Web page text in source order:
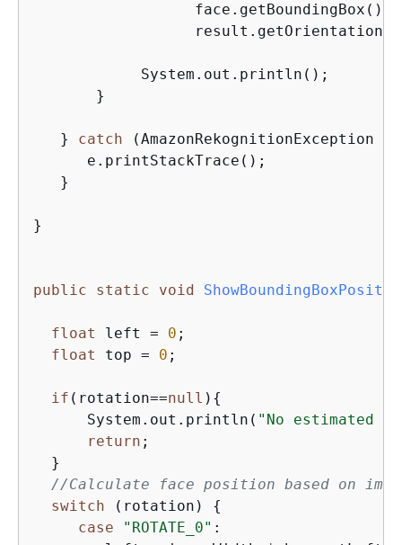
                  face.getBoundingBox(),
            System.out.println();
       }
   }
catch (AmazonRekognitionException
      e.printStackTrace();
   }
}
public static void
float left = 0 ;
float
top = 0 ;
if (rotation==null ) {
      System.out.println(
"No estimated
return ;
  }
//Calculate face position based on
switch (rotation) {
case
"ROTATE_0" :